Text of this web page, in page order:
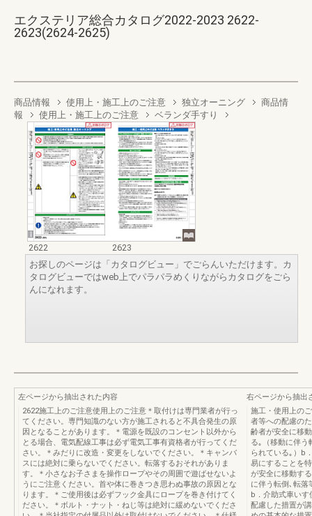
エクステリア総合カタログ2022-2023 2622-
2623(2624-2625)
商品情報 使用上・施工上のご注意 独立オーニング
商品情
報
使用上・施工上のご注意 ベランダ手すり
2622
2623
お探しのページは「カタログビュー」でごらんいただけます。カ
タログビューではweb上でパラパラめくりながらカタログをごら
んになれます。
左ページから抽出された内容
2622施工上のご注意使用上のご注意＊取付けは専門業者が行っ
てください。専門知識のない方が施工されると不具合発生の原
因となることがあります。＊電源を既設のコンセント以外から
とる場合、電気配線工事は必ず電気工事有資格者が行ってくだ
さい。＊みだりに改造・変更をしないでください。＊キャンバ
スには絶対に乗らないでください。転落するおそれがありま
す。＊小さなお子さまを操作ロープやその周囲で遊ばせないよ
うにご注意ください。首や体に巻きつき思わぬ事故の原因とな
ります。＊ご使用後は必ずフック金具にロープを巻き付けてく
ださい。＊ボルト・ナット・ねじ等は絶対に緩めないでくださ
右ページから抽出
施工・使用上の
者等への配慮の
齢者が安全に移
る｡（移動に伴う
られている｡）b
易にすることを
が安全に移動す
に伴う転倒､転落
b．介助式車いす
配慮した措置が